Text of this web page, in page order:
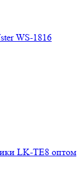
WS-1816
LK-TE8 оптом